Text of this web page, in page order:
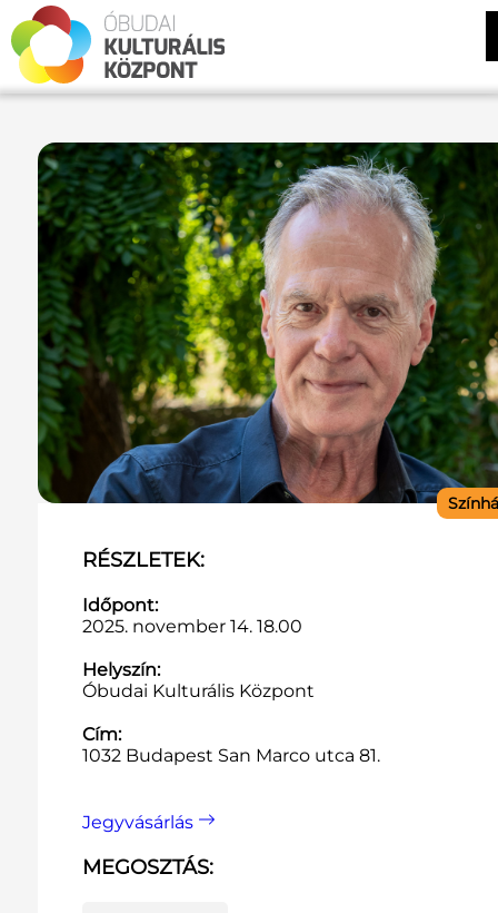
RÉSZLETEK:
Időpont:
2025. november 14. 18.00
Helyszín:
Óbudai Kulturális Központ
Cím:
1032 Budapest San Marco utca 81.
Jegyvásárlás
MEGOSZTÁS: